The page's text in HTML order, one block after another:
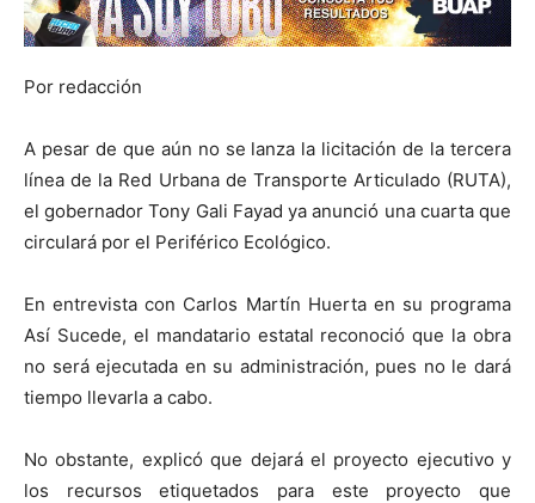
Por redacción
A pesar de que aún no se lanza la licitación de la tercera
línea de la Red Urbana de Transporte Articulado (RUTA),
el gobernador Tony Gali Fayad ya anunció una cuarta que
circulará por el Periférico Ecológico.
En entrevista con Carlos Martín Huerta en su programa
Así Sucede, el mandatario estatal reconoció que la obra
no será ejecutada en su administración, pues no le dará
tiempo llevarla a cabo.
No obstante, explicó que dejará el proyecto ejecutivo y
los recursos etiquetados para este proyecto que